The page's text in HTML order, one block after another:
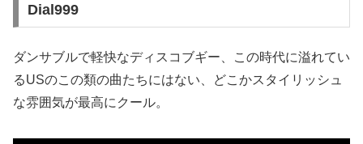
Dial999
ダンサブルで軽快なディスコブギー、この時代に溢れてい
るUSのこの類の曲たちにはない、どこかスタイリッシュ
な雰囲気が最高にクール。